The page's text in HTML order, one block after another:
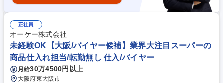
正社員
オーケー株式会社
未経験OK【大阪/バイヤー候補】業界大注目スーパーの
商品仕入れ担当/転勤無し 仕入/バイヤー
月給30万4500円以上
大阪府東大阪市